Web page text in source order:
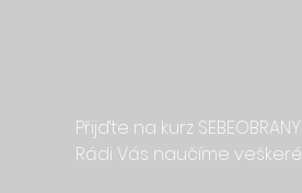
Přijďte na kurz
Rádi Vás naučíme